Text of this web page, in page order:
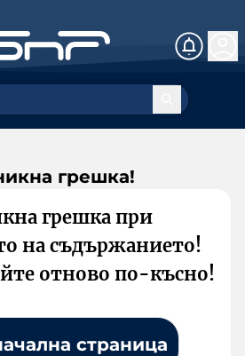
грешка!
грешка при
на съдържанието!
отново по-късно!
страница